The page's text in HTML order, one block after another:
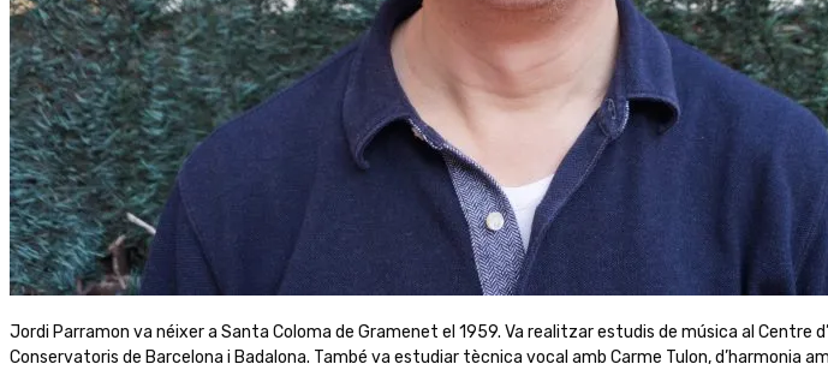
Jordi Parramon va néixer a Santa Coloma de Gramenet el 1959. Va realitzar estudis de música al Centre
Conservatoris de Barcelona i Badalona. També va estudiar tècnica vocal amb Carme Tulon, d’harmonia